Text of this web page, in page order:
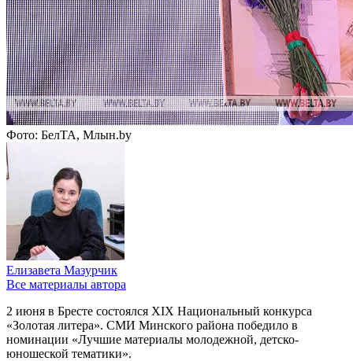
Фото: БелТА, Млын.by
Елизавета Мазурчик
Все материалы автора
2 июня в Бресте состоялся XIX Национальный конкурса
«Золотая литера». СМИ Минского района победило в
номинации «Лучшие материалы молодежной, детско-
юношеской тематики».